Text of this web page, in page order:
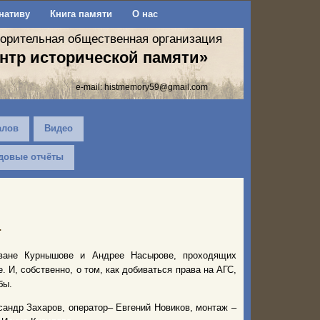
Книга памяти О нас
общественная организация
исторической памяти»
e-mail:histmemory59@gmail.com
Видео
отчёты
Курнышове и Андрее Насырове, проходящих
И, собственно, о том, как добиваться права на АГС,
Захаров, оператор– Евгений Новиков, монтаж –